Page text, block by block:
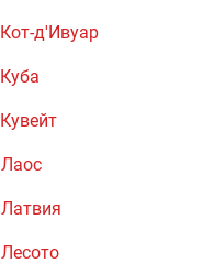
Кот-д'Ивуар
Куба
Кувейт
Лаос
Латвия
Лесото